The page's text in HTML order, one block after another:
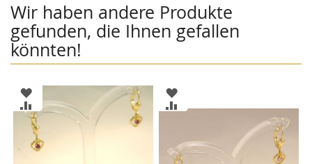
Wir haben andere Produkte
gefunden, die Ihnen gefallen
könnten!
ZUR
WUNSCHLISTE
HINZUFÜGEN
ZUR
VERGLEICHSLISTE
HINZUFÜGEN
ZUR
WUNSCHLISTE
ZUR